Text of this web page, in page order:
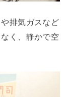
排気ガスなど
く、静かで空